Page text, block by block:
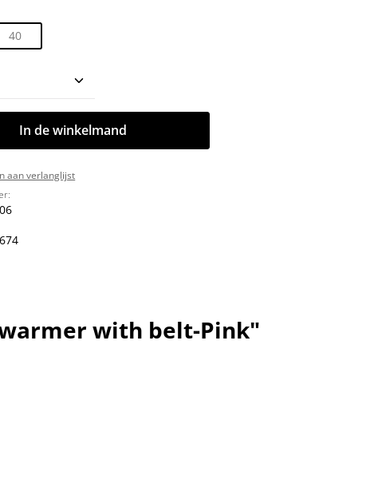
40
Voer de gewenste
In de winkelmand
aan verlanglijst
with belt-Pink"